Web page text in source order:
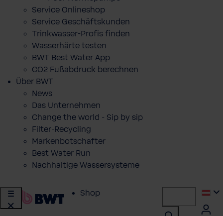
Service Onlineshop
Service Geschäftskunden
Trinkwasser-Profis finden
Wasserhärte testen
BWT Best Water App
CO2 Fußabdruck berechnen
Über BWT
News
Das Unternehmen
Change the world - Sip by sip
Filter-Recycling
Markenbotschafter
Best Water Run
Nachhaltige Wassersysteme
Shop